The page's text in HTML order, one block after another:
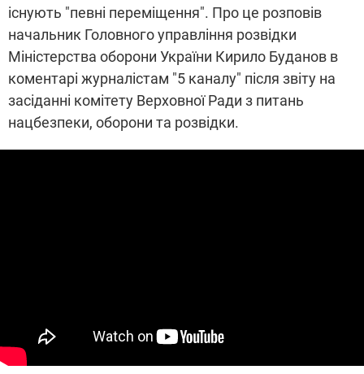
існують "певні переміщення". Про це розповів
начальник Головного управління розвідки
Міністерства оборони України Кирило Буданов в
коментарі журналістам "5 каналу" після звіту на
засіданні комітету Верховної Ради з питань
нацбезпеки, оборони та розвідки.